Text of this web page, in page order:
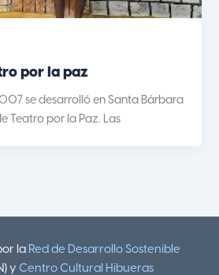
por la paz
se desarrolló en Santa Bárbara
Teatro por la Paz. Las
la Red de Desarrollo Sostenible
y Centro Cultural Hibueras